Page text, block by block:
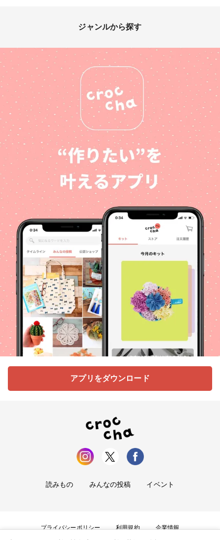
ジャンルから探す
アプリをダウンロード
読みもの みんなの投稿 イベント
プライバシーポリシー 利用規約 企業情報